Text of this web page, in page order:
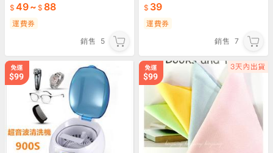
盒 眼睛盒
49~ 88
運費券
銷售
5
都可放【顏色可選】
39
運費券
銷售 7